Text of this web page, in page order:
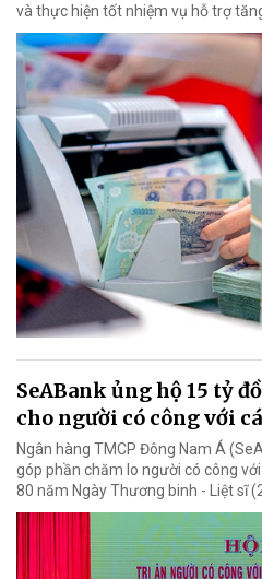
và thực hiện tốt nhiệm vụ hỗ trợ
SeABank ủng hộ 15 tỷ
cho người có công với
Ngân hàng TMCP Đông Nam Á
góp phần chăm lo người có công
80 năm Ngày Thương binh - Liệt sĩ